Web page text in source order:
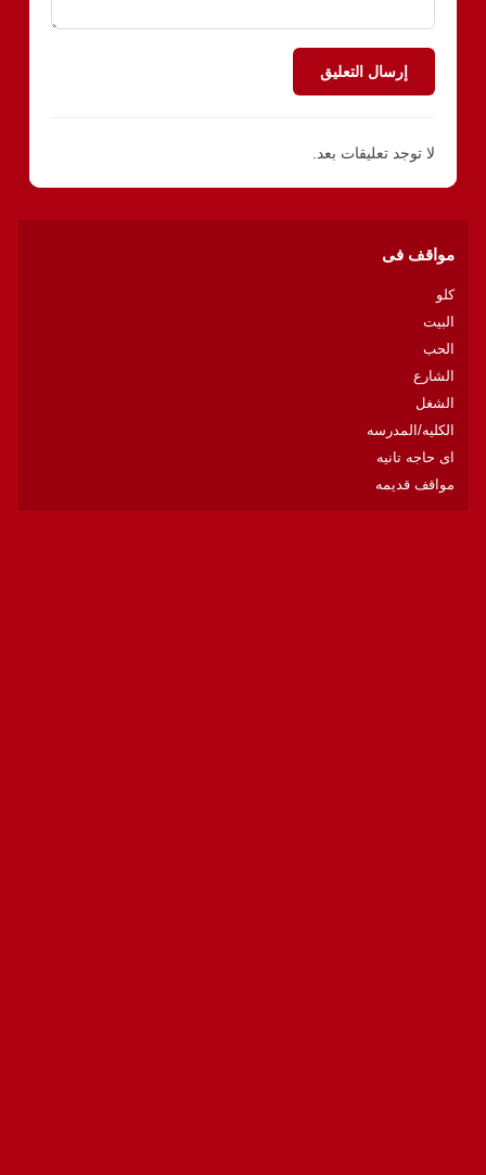
إرسال التعليق
لا توجد تعليقات بعد.
مواقف فى
كلو
البيت
الحب
الشارع
الشغل
الكليه/المدرسه
اى حاجه تانيه
مواقف قديمه